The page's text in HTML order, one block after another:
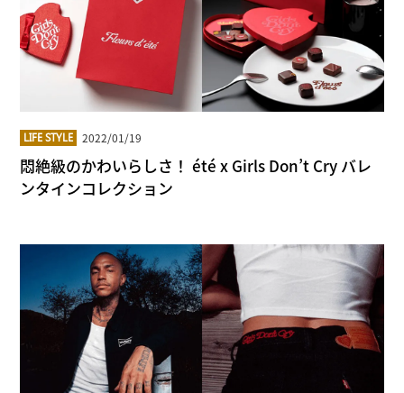
LIFE STYLE 2022/01/19
悶絶級のかわいらしさ！ été x Girls Don’t Cry バレ
ンタインコレクション